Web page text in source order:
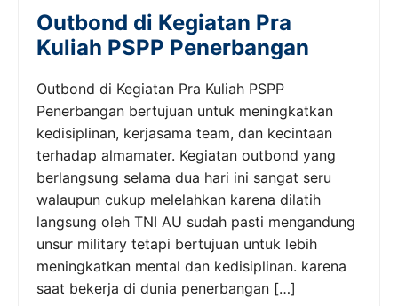
Outbond di Kegiatan Pra
Kuliah PSPP Penerbangan
Outbond di Kegiatan Pra Kuliah PSPP
Penerbangan bertujuan untuk meningkatkan
kedisiplinan, kerjasama team, dan kecintaan
terhadap almamater. Kegiatan outbond yang
berlangsung selama dua hari ini sangat seru
walaupun cukup melelahkan karena dilatih
langsung oleh TNI AU sudah pasti mengandung
unsur military tetapi bertujuan untuk lebih
meningkatkan mental dan kedisiplinan. karena
saat bekerja di dunia penerbangan […]